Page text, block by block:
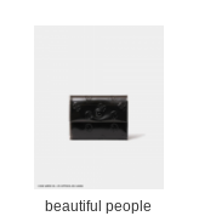
beautiful people